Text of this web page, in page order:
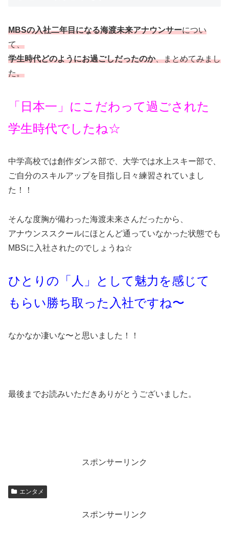
MBSの入社二年目になる海渡未来アナウンサーについ
て、
学生時代どのようにお過ごしだったのか、まとめてみまし
た。
「日本一」にこだわって過ごされた
学生時代でしたね☆
中学高校では創作ダンス部で、大学では水上スキー部で、
ご自分のスキルアップを目指し日々練習されていまし
た！！
そんな度胸が備わった海渡未来さんだったから、
アナウンススクールにほとんど通っていなかった状態でも
MBSに入社されたのでしょうね☆
ひとりの「人」として魅力を感じて
もらい勝ち取った入社ですね〜
なかなか凄いな〜と思いました！！
最後までお読みいただきありがとうございました。
スポンサーリンク
エンタメ
スポンサーリンク